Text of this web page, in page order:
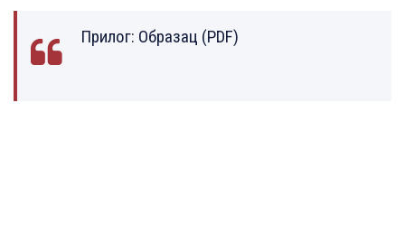
Прилог: Образац (PDF)